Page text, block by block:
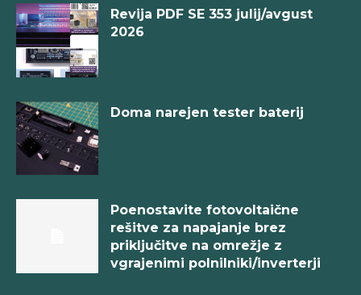
Revija PDF SE 353 julij/avgust
2026
Doma narejen tester baterij
Poenostavite fotovoltaične
rešitve za napajanje brez
priključitve na omrežje z
vgrajenimi polnilniki/inverterji